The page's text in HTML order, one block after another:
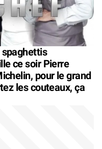
spaghettis
ce soir Pierre
pour le grand
les couteaux, ça